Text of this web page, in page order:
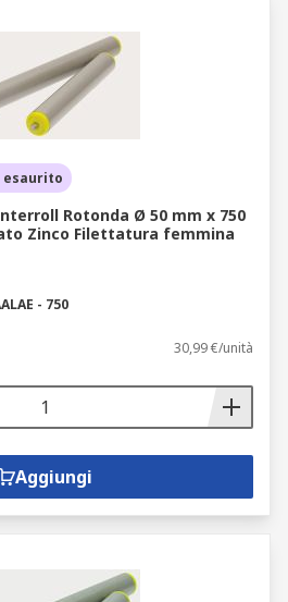
esaurito
Rotonda Ø 50 mm x 750
Zinco Filettatura femmina
- 750
30,99 €/unità
Aggiungi